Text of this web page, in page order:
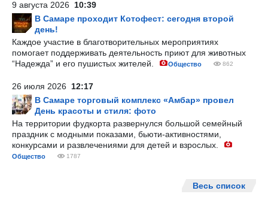
9 августа 2026 10:39
В Самаре проходит Котофест: сегодня второй
день!
Каждое участие в благотворительных мероприятиях
помогает поддерживать деятельность приют для животных
“Надежда” и его пушистых жителей.
Общество 862
26 июля 2026 12:17
В Самаре торговый комплекс «Амбар» провел
День красоты и стиля: фото
На территории фудкорта развернулся большой семейный
праздник с модными показами, бьюти-активностями,
конкурсами и развлечениями для детей и взрослых.
Общество 1787
Весь список